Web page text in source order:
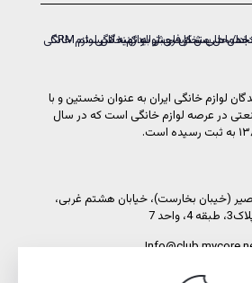
لوازم خانگی ایران به عنوان نخستین و با
در عرصه لوازم خانگی است که در سال
رسیده است.
(خیبان بخارست)، خیابان هشتم غربی،
طبقه 4، واحد 7
تماس: 02191089450